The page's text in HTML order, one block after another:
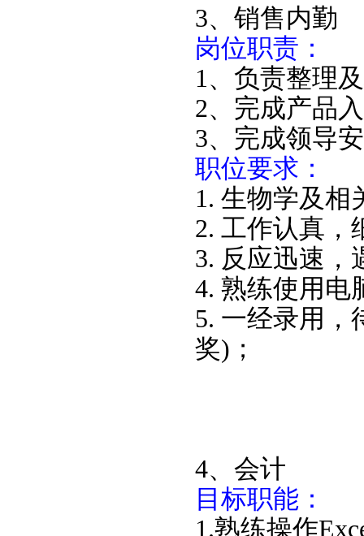
3、销售内勤
岗位职责：
1、负责整理
2、完成产品
3、完成领导
职位要求：
1. 生物学及相
2. 工作认真，
3. 反应迅速，
4. 熟练使用电
5. 一经录用，
奖)；
4、会计
目标职能：
1.熟练操作